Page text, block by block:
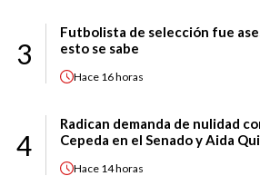
3
Futbolista de selección fue
esto se sabe
Hace 16 horas
4
Radican demanda de nulidad
Cepeda en el Senado y Aida
Hace 14 horas